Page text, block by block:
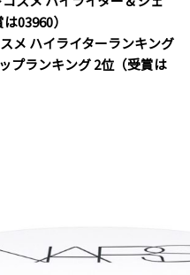
03960）
メ ハイライターランキング
プランキング 2位（受賞は